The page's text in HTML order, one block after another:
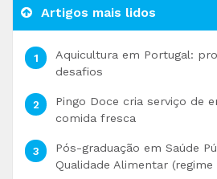
Artigos mais lidos
Aquicultura em Portugal:
desafios
Pingo Doce cria serviço de
comida fresca
Pós-graduação em Saúde
Qualidade Alimentar